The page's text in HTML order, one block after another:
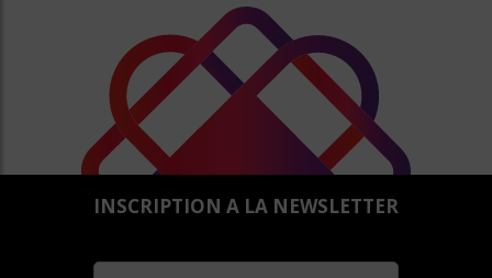
INSCRIPTION A LA NEWSLETTER